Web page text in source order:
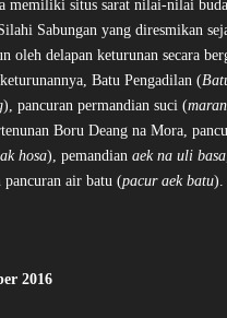
memiliki situs sarat nilai-nilai
Sabungan yang diresmikan
oleh delapan keturunan secara
Batu Pengadilan (
), pancuran permandian suci (
Boru Deang na Mora,
hosa), pemandian aek na uli basa
pancuran air batu (pacur aek batu).
2016